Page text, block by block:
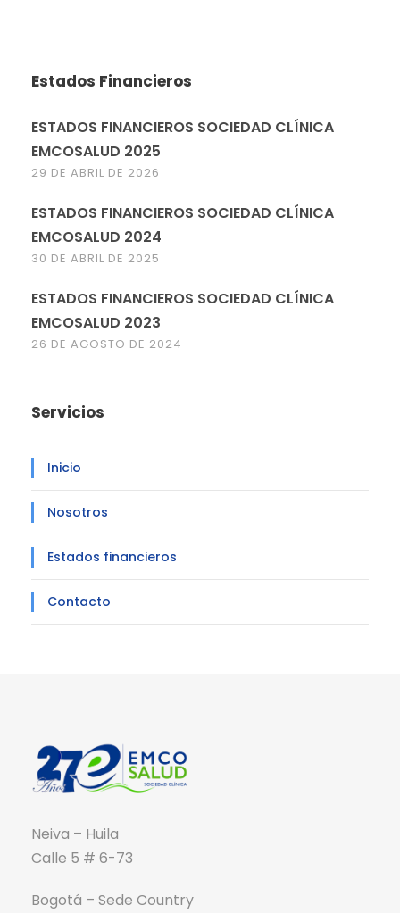
Estados Financieros
ESTADOS FINANCIEROS SOCIEDAD CLÍNICA
EMCOSALUD 2025
29 DE ABRIL DE 2026
ESTADOS FINANCIEROS SOCIEDAD CLÍNICA
EMCOSALUD 2024
30 DE ABRIL DE 2025
ESTADOS FINANCIEROS SOCIEDAD CLÍNICA
EMCOSALUD 2023
26 DE AGOSTO DE 2024
Servicios
Inicio
Nosotros
Estados financieros
Contacto
Neiva – Huila
Calle 5 # 6-73
Bogotá – Sede Country